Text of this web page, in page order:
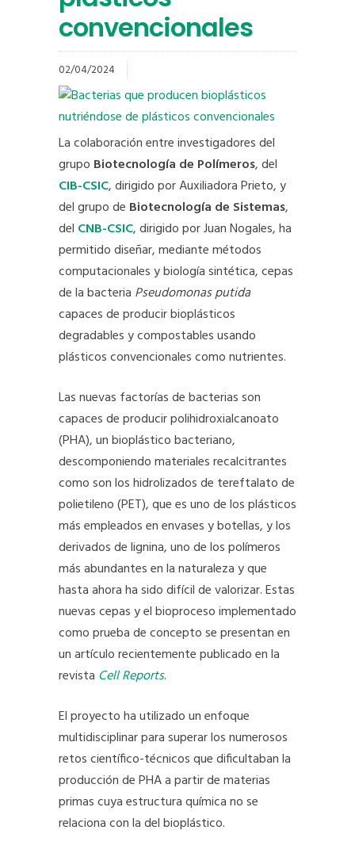
convencionales
02/04/2024
La colaboración entre investigadores del
grupo Biotecnología de Polímeros, del
CIB-CSIC, dirigido por Auxiliadora Prieto, y
del grupo de Biotecnología de Sistemas,
del CNB-CSIC, dirigido por Juan Nogales, ha
permitido diseñar, mediante métodos
computacionales y biología sintética, cepas
de la bacteria Pseudomonas putida
capaces de producir bioplásticos
degradables y compostables usando
plásticos convencionales como nutrientes.
Las nuevas factorías de bacterias son
capaces de producir polihidroxialcanoato
(PHA), un bioplástico bacteriano,
descomponiendo materiales recalcitrantes
como son los hidrolizados de tereftalato de
polietileno (PET), que es uno de los plásticos
más empleados en envases y botellas, y los
derivados de lignina, uno de los polímeros
más abundantes en la naturaleza y que
hasta ahora ha sido difícil de valorizar. Estas
nuevas cepas y el bioproceso implementado
como prueba de concepto se presentan en
un artículo recientemente publicado en la
revista Cell Reports.
El proyecto ha utilizado un enfoque
multidisciplinar para superar los numerosos
retos científico-técnicos que dificultaban la
producción de PHA a partir de materias
primas cuya estructura química no se
relaciona con la del bioplástico.